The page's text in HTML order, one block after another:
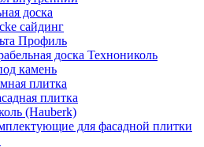
доска
сайдинг
Профиль
доска Технониколь
камень
плитка
плитка
(Hauberk)
для фасадной плитки